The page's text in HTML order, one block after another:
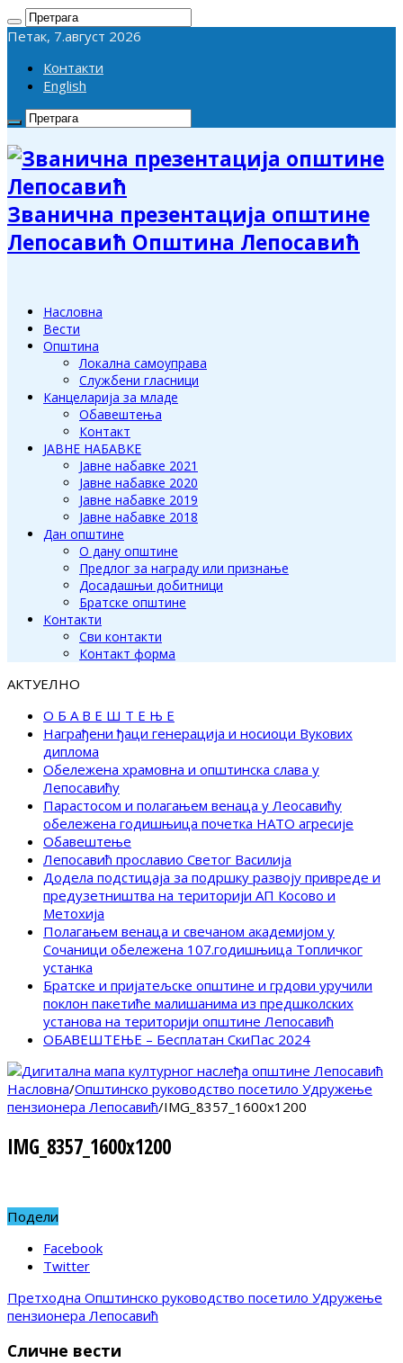
Петак, 7.август 2026
Контакти
English
Званична презентација општине
Лепосавић Општина Лепосавић
Насловна
Вести
Општина
Локална самоуправа
Службени гласници
Канцеларија за младе
Обавештења
Контакт
ЈАВНЕ НАБАВКЕ
Јавне набавке 2021
Јавне набавке 2020
Јавне набавке 2019
Јавне набавке 2018
Дан општине
О дану општине
Предлог за награду или признање
Досадашњи добитници
Братске општине
Контакти
Сви контакти
Контакт форма
АКТУЕЛНО
О Б А В Е Ш Т Е Њ Е
Награђени ђаци генерација и носиоци Вукових
диплома
Обележена храмовна и општинска слава у
Лепосавићу
Парастосом и полагањем венаца у Леосавићу
обележена годишњица почетка НАТО агресије
Обавештење
Лепосавић прославио Светог Василија
Додела подстицаја за подршку развоју привреде и
предузетништва на територији АП Косово и
Метохија
Полагањем венаца и свечаном академијом у
Сочаници обележена 107.годишњица Топличког
устанка
Братске и пријатељске општине и грдови уручили
поклон пакетиће малишанима из предшколских
установа на територији општине Лепосавић
ОБАВЕШТЕЊЕ – Бесплатан СкиПас 2024
Насловна/Општинско руководство посетило Удружење
пензионера Лепосавић/IMG_8357_1600x1200
IMG_8357_1600x1200
Подели
Facebook
Twitter
Претходна Општинско руководство посетило Удружење
пензионера Лепосавић
Сличне вести